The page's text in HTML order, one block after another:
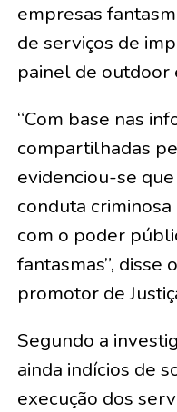
empresas
de serviços de
painel de outdoor
“Com base nas
compartilhadas
evidenciou-se
conduta
com o poder
fantasmas”, disse
promotor de
Segundo a
ainda indícios de
execução dos